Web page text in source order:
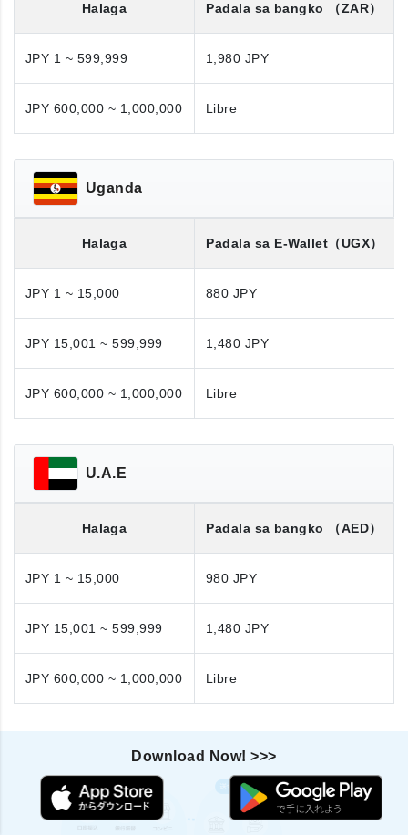
Halaga Padala sa bangko （ZAR）
JPY 1 ~ 599,999 1,980 JPY
JPY 600,000 ~ 1,000,000 Libre
Uganda
Halaga Padala sa E-Wallet （UGX）
JPY 1 ~ 15,000
880 JPY
JPY 15,001 ~ 599,999
1,480 JPY
JPY 600,000 ~ 1,000,000 Libre
U.A.E
Halaga Padala sa bangko （AED）
JPY 1 ~ 15,000
980 JPY
JPY 15,001 ~ 599,999
1,480 JPY
JPY 600,000 ~ 1,000,000 Libre
Download Now! >>>